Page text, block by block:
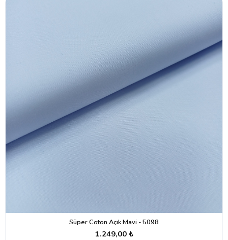
Süper Coton Açık Mavi - 5098
1.249,00 ₺